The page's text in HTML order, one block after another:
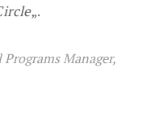
„.
Manager,